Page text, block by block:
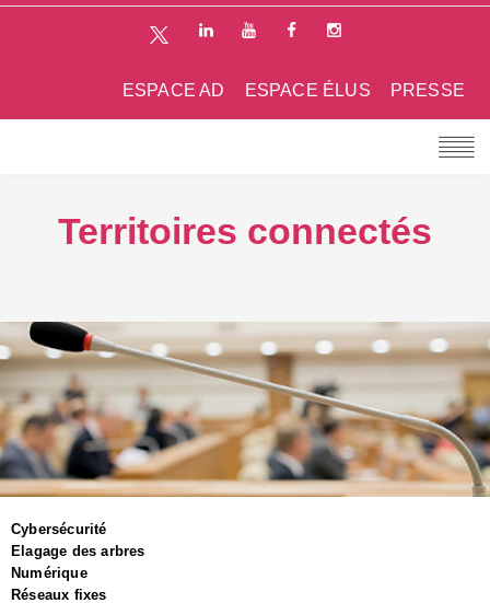
PRESSE
ESPACE ÉLUS
ESPACE AD
Territoires connectés
Cybersécurité
Elagage des arbres
Numérique
Réseaux fixes